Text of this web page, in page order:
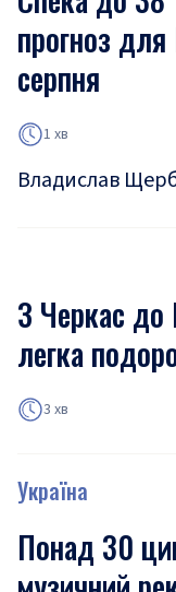
прогноз для
серпня
1 хв
Владислав
З Черкас до
легка
3 хв
Україна
Понад 30